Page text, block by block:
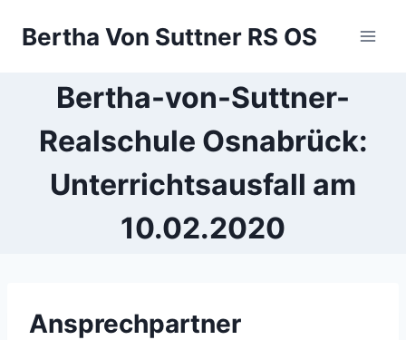
InhaltBertha Von Suttner RS OS
Bertha-von-Suttner-
Realschule Osnabrück:
Unterrichtsausfall am
10.02.2020
Ansprechpartner